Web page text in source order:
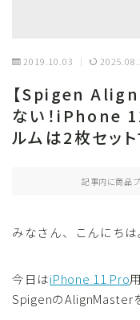
スマホ周辺機器
小物
文房具
SwitchBot
スマートホーム化
2019.10.03
【Spigen
ない！iPhone
ルムは2枚セット
記事内に商品
みなさん、こんにちは
今日はiPhone 11 Pro
SpigenのAlignMaster